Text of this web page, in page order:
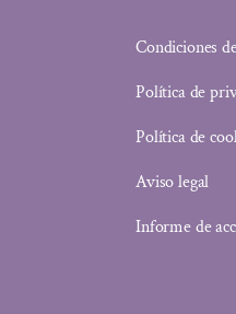
Condiciones
Política de
Política de
Aviso legal
Informe de